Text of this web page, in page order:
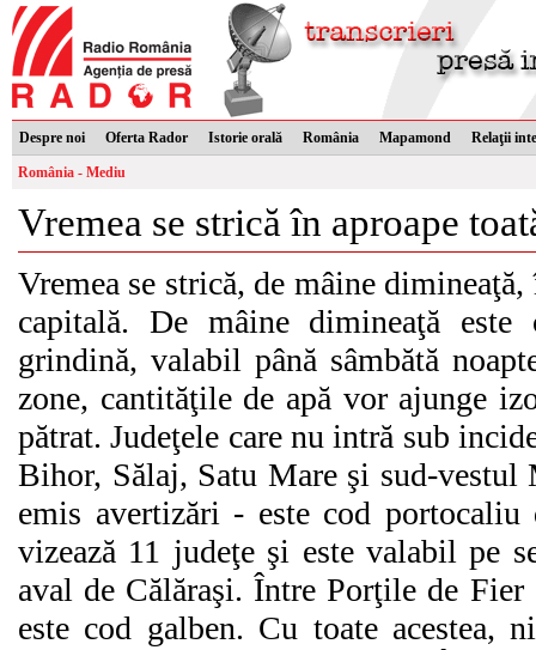
Despre noi Oferta Rador Istorie orală România Mapamond Relaţii
România - Mediu
Vremea se strică în aproape
Vremea se strică, de mâine
capitală. De mâine dimineaţă
grindină, valabil până sâmbătă
zone, cantităţile de apă vor ajunge
pătrat. Judeţele care nu intră sub
Bihor, Sălaj, Satu Mare şi sud-
emis avertizări - este cod
vizează 11 judeţe şi este valabil pe
aval de Călăraşi. Între Porţile de
este cod galben. Cu toate acestea,